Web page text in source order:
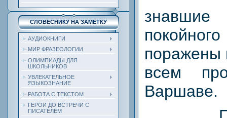
СЛОВЕСНИКУ НА ЗАМЕТКУ
АУДИОКНИГИ
МИР ФРАЗЕОЛОГИИ
ОЛИМПИАДЫ ДЛЯ
ШКОЛЬНИКОВ
УВЛЕКАТЕЛЬНОЕ
ЯЗЫКОЗНАНИЕ
РАБОТА С ТЕКСТОМ
ГЕРОИ ДО ВСТРЕЧИ С
ПИСАТЕЛЕМ
знавшие
поражены
всем
Варшаве.